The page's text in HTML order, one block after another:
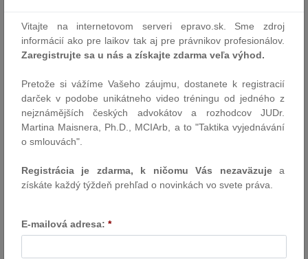
VYHĽADÁVANIE ASPI
Číslo predpisu:
Názov:
Vitajte na internetovom serveri epravo.sk. Sme zdroj
informácií ako pre laikov tak aj pre právnikov profesionálov.
Zaregistrujte sa u nás a získajte zdarma veľa výhod.
Pretože si vážíme Vašeho záujmu, dostanete k registracií
darček v podobe unikátneho video tréningu od jedného z
nejznámějších českých advokátov a rozhodcov JUDr.
Martina Maisnera, Ph.D., MCIArb, a to "Taktika vyjednávání
o smlouvách".
Registrácia je zdarma, k ničomu Vás nezaväzujea
získáte každý týždeň prehľad o novinkách vo svete práva.
E-mailová adresa: *